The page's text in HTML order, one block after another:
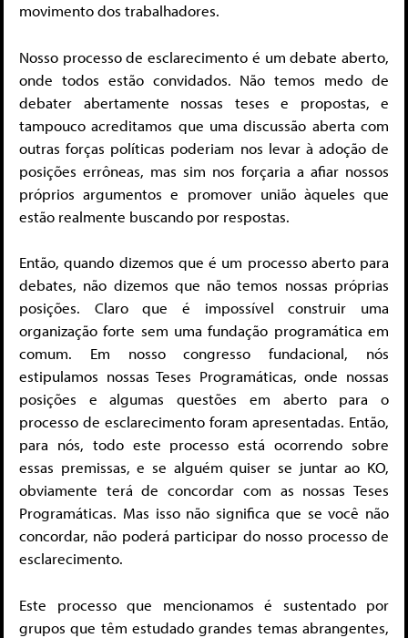
movimento dos trabalhadores.
Nosso processo de esclarecimento é um debate aberto,
onde todos estão convidados. Não temos medo de
debater abertamente nossas teses e propostas, e
tampouco acreditamos que uma discussão aberta com
outras forças políticas poderiam nos levar à adoção de
posições errôneas, mas sim nos forçaria a afiar nossos
próprios argumentos e promover união àqueles que
estão realmente buscando por respostas.
Então, quando dizemos que é um processo aberto para
debates, não dizemos que não temos nossas próprias
posições. Claro que é impossível construir uma
organização forte sem uma fundação programática em
comum. Em nosso congresso fundacional, nós
estipulamos nossas Teses Programáticas, onde nossas
posições e algumas questões em aberto para o
processo de esclarecimento foram apresentadas. Então,
para nós, todo este processo está ocorrendo sobre
essas premissas, e se alguém quiser se juntar ao KO,
obviamente terá de concordar com as nossas Teses
Programáticas. Mas isso não significa que se você não
concordar, não poderá participar do nosso processo de
esclarecimento.
Este processo que mencionamos é sustentado por
grupos que têm estudado grandes temas abrangentes,